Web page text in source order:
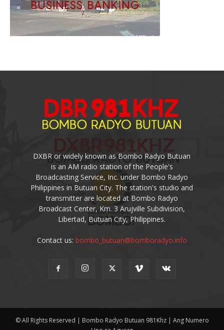
DXBR or widely known as Bombo Radyo Butuan
is an AM radio station of the People's
Broadcasting Service, Inc. under Bombo Radyo
Philippines in Butuan City. The station's studio and
transmitter are located at Bombo Radyo
Broadcast Center, Km. 3 Arujville Subdivision,
Libertad, Butuan City, Philippines.
Contact us: bombo_butuan@bomboradyo.info
© All Rights Reserved | Bombo Radyo Butuan 981Khz | Ang Numero